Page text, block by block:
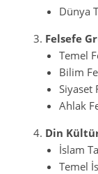
Dünya
Felsefe
Temel
Bilim
Siyaset
Ahlak
Din
İslam
Temel